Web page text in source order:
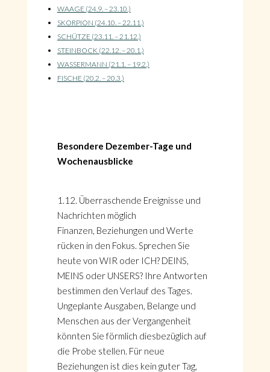
WAAGE (24.9. – 23.10.)
SKORPION (24.10. – 22.11.)
SCHÜTZE (23.11. – 21.12.)
STEINBOCK (22.12. – 20.1.)
WASSERMANN (21.1. – 19.2.)
FISCHE (20.2. – 20.3.)
Besondere Dezember-Tage und
Wochenausblicke
1.12. Überraschende Ereignisse und
Nachrichten möglich
Finanzen, Beziehungen und Werte
rücken in den Fokus. Sprechen Sie
heute von WIR oder ICH? DEINS,
MEINS oder UNSERS? Ihre Antworten
bestimmen den Verlauf des Tages.
Ungeplante Ausgaben, Belange und
Menschen aus der Vergangenheit
könnten Sie förmlich diesbezüglich auf
die Probe stellen. Für neue
Beziehungen ist dies kein guter Tag,